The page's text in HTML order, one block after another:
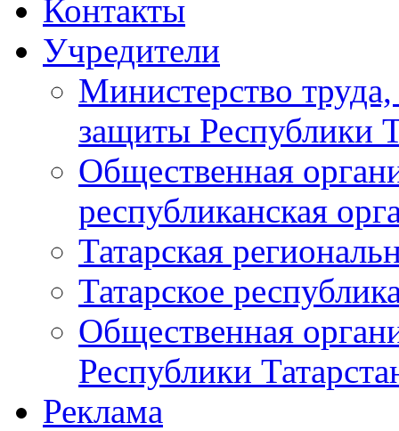
Контакты
Учредители
Министерство
защиты Республики
Общественная
республиканская
Татарская
Татарское
Общественная
Республики
Реклама